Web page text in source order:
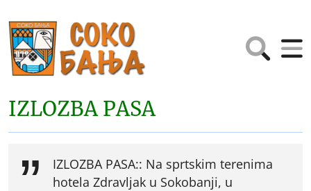
IZLOZBA PASA
IZLOZBA PASA:: Na sprtskim terenima
hotela Zdravljak u Sokobanji, u